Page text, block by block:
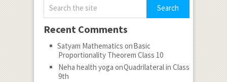
Recent Comments
Satyam Mathematics onBasic
Proportionality Theorem Class 10
Neha health yoga onQuadrilateral in Class
9th